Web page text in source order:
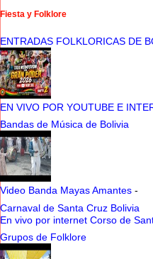
Fiesta y Folklore
ENTRADAS FOLKLORICAS DE
EN VIVO POR YOUTUBE E
Bandas de Música de Bolivia
Video Banda Mayas Amantes -
Carnaval de Santa Cruz Bolivia
En vivo por internet Corso de
Grupos de Folklore